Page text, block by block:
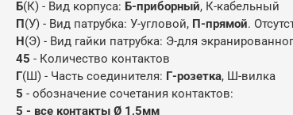
Б(К) - Вид корпуса: Б-приборный, К-кабельный
П(У) - Вид патрубка: У-угловой, П-прямой.
Н(Э) - Вид гайки патрубка: Э-для
45 - Количество контактов
Г(Ш) - Часть соединителя: Г-розетка, Ш-вилка
5 - обозначение сочетания контактов:
5 - все контакты Ø 1,5мм